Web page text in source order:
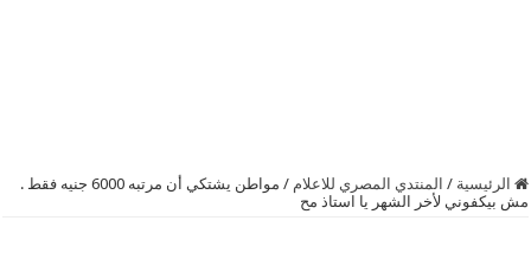
الرئيسية / المنتدي المصري للاعلام /
مواطن يشتكي أن مرتبه 6000 جنيه فقط .
مش بيكفوني لأخر الشهر يا استاذ مح